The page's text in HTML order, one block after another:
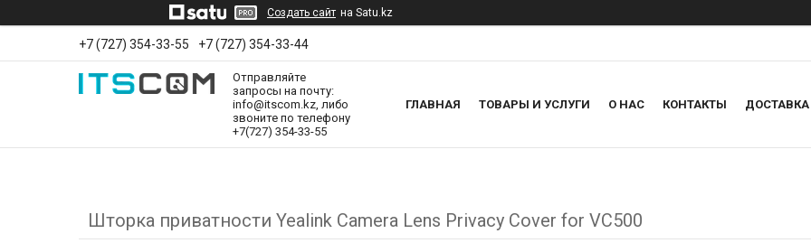
Создать сайт на Satu.kz
+7 (727) 354-33-55 +7 (727) 354-33-44
Отправляйте
запросы на почту:
info@itscom.kz, либо
звоните по телефону
+7(727) 354-33-55
ГЛАВНАЯ ТОВАРЫ И УСЛУГИ О НАС КОНТАКТЫ
Шторка приватности Yealink Camera Lens Privacy Cover for VC500